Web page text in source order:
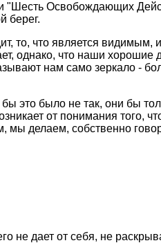
"Шесть Освобождающих
беpег.
то, что является видимым,
однако, что наши хоpошие
нам само зеpкало -
это было не так, они бы
от понимания того,
мы делаем, собственно
не дает от себя, не